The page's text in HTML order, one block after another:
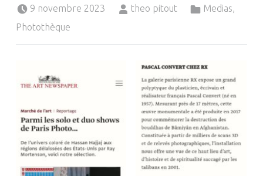
9 novembre 2023
theo pitout
Medias,
Photothèque